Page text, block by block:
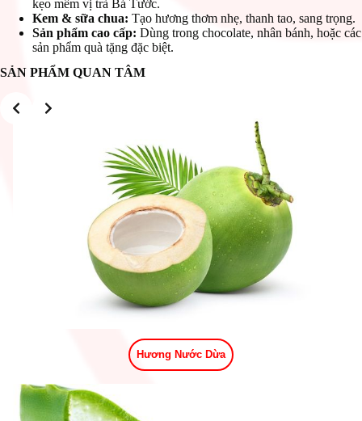
kẹo mềm vị trà Bá Tước.
Kem & sữa chua: Tạo hương thơm nhẹ, thanh tao, sang trọng.
Sản phẩm cao cấp: Dùng trong chocolate, nhân bánh, hoặc các
sản phẩm quà tặng đặc biệt.
SẢN PHẨM QUAN TÂM
Hương Nước Dừa